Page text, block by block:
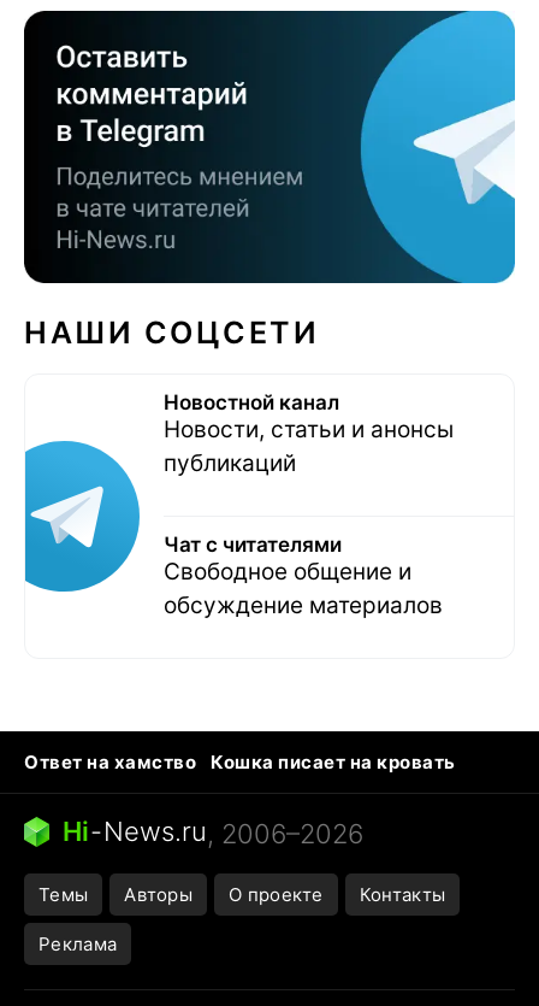
НАШИ СОЦСЕТИ
Новостной канал
Новости, статьи и анонсы
публикаций
Чат с читателями
Свободное общение и
обсуждение материалов
Ответ на хамство
Кошка писает на кровать
Тунцы в океанариуме
Следующая пандемия
Ядовитые пауки России
Открытие в Google Maps
Hi-News.ru, 2006–2026
Темы Авторы О проекте Контакты
Реклама